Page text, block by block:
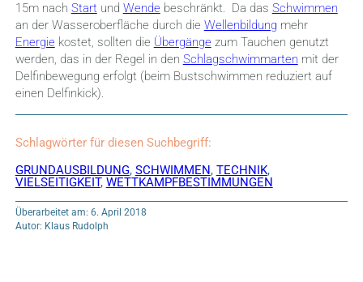
15m nach Startund Wende beschränkt. Da das Schwimmen
an der Wasseroberfläche durch die Wellenbildung mehr
Energie kostet, sollten die Übergänge zum Tauchen genutzt
werden, das in der Regel in den Schlagschwimmarten mit der
Delfinbewegung erfolgt (beim Bustschwimmen reduziert auf
einen Delfinkick).
Schlagwörter für diesen Suchbegriff:
GRUNDAUSBILDUNG, SCHWIMMEN, TECHNIK,
VIELSEITIGKEIT, WETTKAMPFBESTIMMUNGEN
Überarbeitet am: 6. April 2018
Autor: Klaus Rudolph